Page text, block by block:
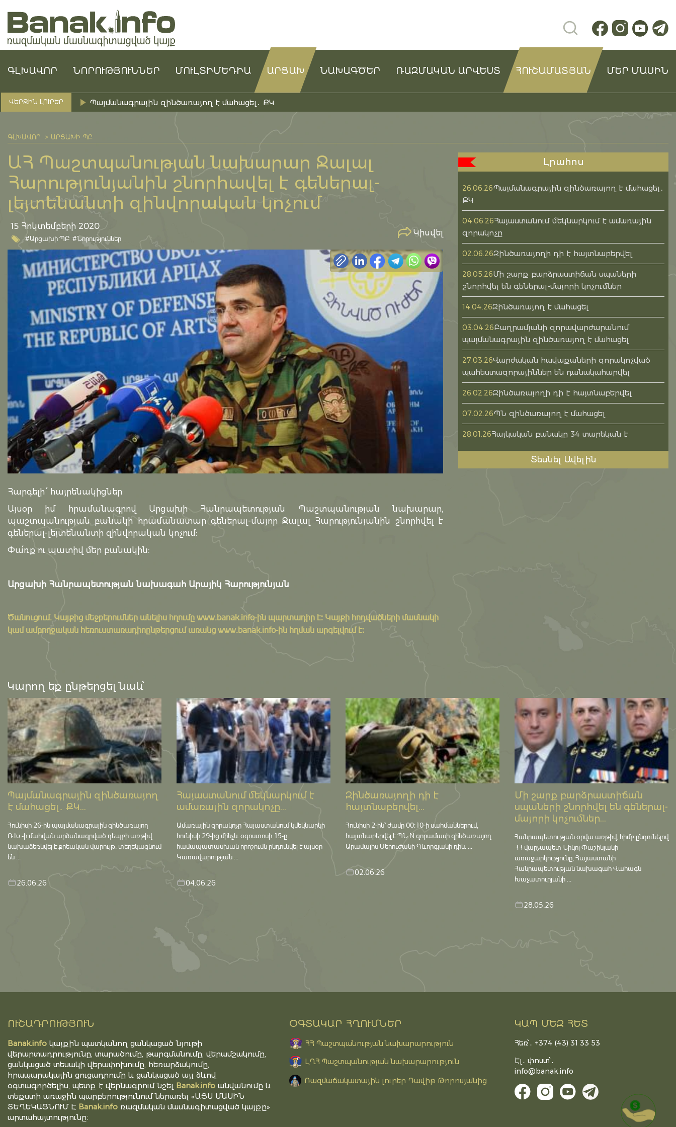
ԳԼԽԱՎՈՐ ՆՈՐՈՒԹՅՈՒՆՆԵՐ ՄՈՒԼՏԻՄԵԴԻԱ ԱՐՑԱԽ ՆԱԽԱԳԾԵՐ ՌԱԶՄԱԿԱՆ ԱՐՎԵՍՏ ՀՈՒՇԱՄԱՏՅԱՆ ՄԵՐ ՄԱՍԻՆ
ՎԵՐՋԻՆ ԼՈՒՐԵՐ Պայմանագրային զինծառայող է մահացել․ ՔԿ
ԳԼԽԱՎՈՐ ԱՐՑԱԽԻ ՊԲ
ԱՀ Պաշտպանության նախարար Ջալալ
Հարությունյանին շնորհավել է գեներալ-
լեյտենանտի զինվորական կոչում
15 Հոկտեմբերի 2020
#Արցախի ՊԲ #Նորություններ
Կիսվել
Հարգելի ՛ հայրենակիցներ
Այսօր իմ հրամանագրով Արցախի Հանրապետության Պաշտպանության նախարար,
պաշտպանության բանակի հրամանատար գեներալ-մայոր Ջալալ Հարությունյանին շնորհվել է
գեներալ-լեյտենանտի զինվորական կոչում:
Փա՛ռք ու պատիվ մեր բանակին:
Արցախի Հանրապետության նախագահ Արայիկ Հարությունյան
Ծանուցում․ Կայքից մեջբերումներ անելիս հղումըwww.banak.info-ին պարտադիր է: Կայքի հոդվածների մասնակի
կամ ամբողջական հեռուստառադիոընթերցում առանց www.banak.info-ին հղման արգելվում է:
Լրահոս
26.06.26Պայմանագրային զինծառայող է մահացել․
ՔԿ
04.06.26Հայաստանում մեկնարկում է ամառային
զորակոչը
02.06.26Զինծառայողի դի է հայտնաբերվել
28.05.26Մի շարք բարձրաստիճան սպաների
շնորհվել են գեներալ-մայորի կոչումներ
14.04.26Զինծառայող է մահացել
03.04.26Բաղրամյանի զորավարժարանում
պայմանագրային զինծառայող է մահացել
27.03.26Վարժական հավաքաների զորակոչված
պահեստազորայիններ են դանակահարվել
26.02.26Զինծառայողի դի է հայտնաբերվել
07.02.26ՊՆ զինծառայող է մահացել
28.01.26Հայկական բանակը 34 տարեկան է
Տեսնել Ավելին
Կարող եք ընթերցել նաև՝
Պայմանագրային զինծառայող
է մահացել․ ՔԿ...
Հունիսի 26-ին պայմանագրային զինծառայող
Ռ.Խ.-ի մահվան արձանագրված դեպքի առթիվ
նախաձեռնվել է քրեական վարույթ․ տեղեկացնում
են ...
26.06.26
Հայաստանում մեկնարկում է
ամառային զորակոչը...
Ամառային զորակոչը Հայաստանում կմեկնարկի
հունիսի 29-ից մինչև օգոստոսի 15-ը․
համապատասխան որոշումն ընդունվել է այսօր
Կառավարության ...
04.06.26
Զինծառայողի դի է
հայտնաբերվել...
Հունիսի 2-ին՝ ժամը 00:10-ի սահմաններում,
հայտնաբերվել է ՊՆ N զորամասի զինծառայող
Արամայիս Մերուժանի Գևորգյանի դին. ...
02.06.26
Մի շարք բարձրաստիճան
սպաների շնորհվել են գեներալ-
մայորի կոչումներ...
Հանրապետության օրվա առթիվ, հիմք ընդունելով
ՀՀ վարչապետ Նիկոլ Փաշինյանի
առաջարկությունը, Հայաստանի
Հանրապետության նախագահ Վահագն
Խաչատուրյանի ...
28.05.26
ՈՒՇԱԴՐՈՒԹՅՈՒՆ
Banak.info կայքին պատկանող ցանկացած նյութի
վերարտադրությունը, տարածումը, թարգմանումը, վերամշակումը,
ցանկացած տեսակի վերափոխումը, հեռարձակումը,
հրապարակային ցուցադրումը և ցանկացած այլ ձևով
օգտագործելիս, պետք է վերնագրում նշել Banak.info անվանումը և
տեքստի առաջին պարբերությունում ներառել «ԱՅՍ ՄԱՍԻՆ
ՏԵՂԵԿԱՑՆՈՒՄ Է Banak.info ռազմական մասնագիտացված կայքը»
արտահայտությունը։
ՕԳՏԱԿԱՐ ՀՂՈՒՄՆԵՐ
ՀՀ Պաշտպանության նախարարություն
ԼՂՀ Պաշտպանության նախարարություն
Ռազմաճակատային լուրեր Դավիթ Թորոսյանից
ԿԱՊ ՄԵԶ ՀԵՏ
Հեռ՝․ +374 (43) 31 33 53
Էլ․ փոստ՝․
info@banak.info